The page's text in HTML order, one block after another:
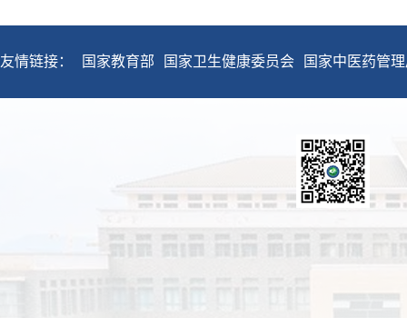
友情链接： 国家教育部 国家卫生健康委员会 国家中医药管